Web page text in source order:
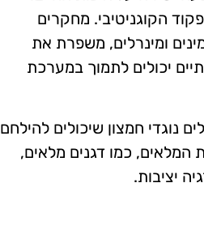
הקוגניטיבי. מחקרים
שתזונה עשירה בחומרים מזינים, כגון אומגה 3, ויטמינים ומינרלים, משפרת את
יכולים לתמוך במערכת
נוגדי חמצון שיכולים להילחם
המלאים, כמו דגנים מלאים,
יציבות.